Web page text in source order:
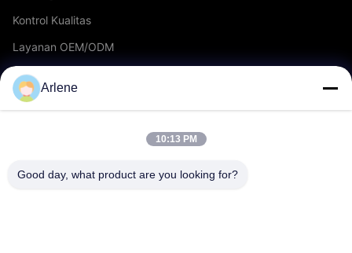
Kontrol Kualitas
Layanan OEM/ODM
Acara & Berita
FAQ
Arlene
10:13 PM
Good day, what product are you looking for?